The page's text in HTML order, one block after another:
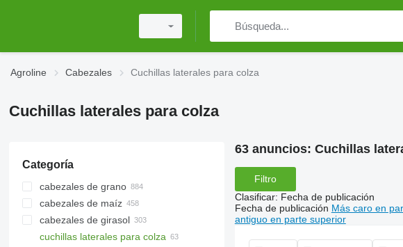
Agroline Cabezales Cuchillas laterales para colza
Cuchillas laterales para colza
Categoría
cabezales de grano
cabezales de maíz
cabezales de girasol
cuchillas laterales para colza
63 anuncios: Cuchillas
Filtro
Clasificar: Fecha de publicación
Fecha de publicación Más caro en
antiguo en parte superior